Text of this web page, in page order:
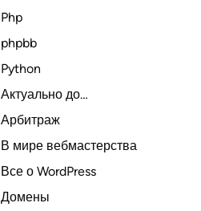
Php
phpbb
Python
Актуально до…
Арбитраж
В мире вебмастерства
Все о WordPress
Домены